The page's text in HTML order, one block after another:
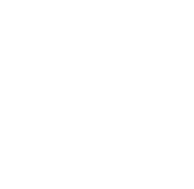
uploads/tad_blocks/file/